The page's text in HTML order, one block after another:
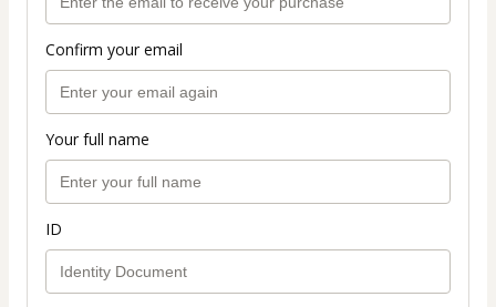
Confirm your email
Your full name
ID